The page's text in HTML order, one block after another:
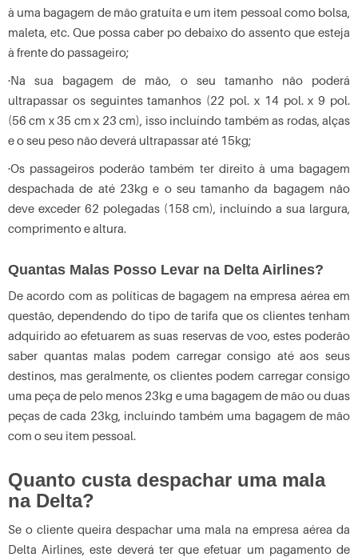
à uma bagagem de mão gratuíta e um item pessoal como bolsa,
maleta, etc. Que possa caber po debaixo do assento que esteja
à frente do passageiro;
·Na sua bagagem de mão, o seu tamanho não poderá
ultrapassar os seguintes tamanhos (22 pol. x 14 pol. x 9 pol.
(56 cm x 35 cm x 23 cm), isso incluíndo também as rodas, alças
e o seu peso não deverá ultrapassar até 15kg;
·Os passageiros poderão também ter direito à uma bagagem
despachada de até 23kg e o seu tamanho da bagagem não
deve exceder 62 polegadas (158 cm), incluíndo a sua largura,
comprimento e altura.
Quantas Malas Posso Levar na Delta Airlines?
De acordo com as políticas de bagagem na empresa aérea em
questão, dependendo do tipo de tarifa que os clientes tenham
adquirido ao efetuarem as suas reservas de voo, estes poderão
saber quantas malas podem carregar consigo até aos seus
destinos, mas geralmente, os clientes podem carregar consigo
uma peça de pelo menos 23kg e uma bagagem de mão ou duas
peças de cada 23kg, incluíndo também uma bagagem de mão
com o seu item pessoal.
Quanto custa despachar uma mala
na Delta?
Se o cliente queira despachar uma mala na empresa aérea da
Delta Airlines, este deverá ter que efetuar um pagamento de